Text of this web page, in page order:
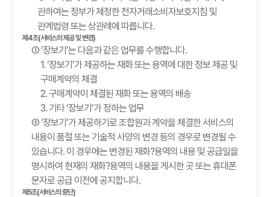
관하여는 정부가 제정한 전자거래소비자보호지침 및
관계법령 또는 상관례에 따릅니다.
제4조(서비스의 제공 및 변경)
① ‘장보기’는 다음과 같은 업무를 수행합니다.
1. ‘장보기’가 제공하는 재화 또는 용역에 대한 정보 제공 및
구매계약의 체결
2. 구매계약이 체결된 재화 또는 용역의 배송
3. 기타 ‘장보기’가 정하는 업무
② ‘장보기’가 제공하기로 조합원과 계약을 체결한 서비스의
내용이 품절 또는 기술적 사양의 변경 등의 경우로 변경될 수
있습니다. 이 경우에는 변경된 재화?용역의 내용 및 공급일을
명시하여 현재의 재화?용역의 내용을 게시한 곳 또는 휴대폰
문자로 공급 이전에 공지합니다.
제5조(서비스의 중단)